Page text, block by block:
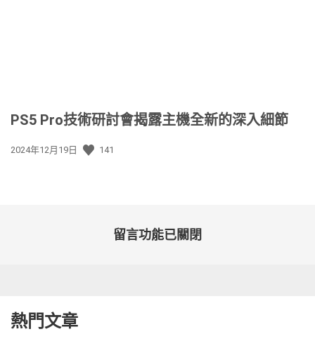
PS5 Pro技術研討會揭露主機全新的深入細節
發
2024年12月19日 141
留言功能已關閉
熱門文章